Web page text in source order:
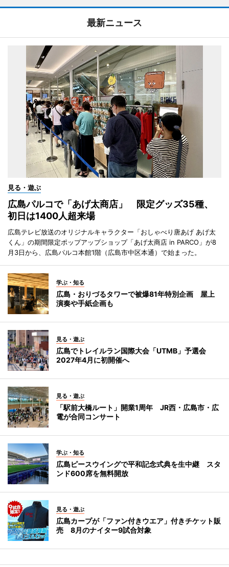
最新ニュース
見る・遊ぶ
広島パルコで「あげ太商店」 限定グッズ35種、
初日は1400人超来場
広島テレビ放送のオリジナルキャラクター「おしゃべり唐あげ あげ太
くん」の期間限定ポップアップショップ「あげ太商店 in PARCO」が8
月3日から、広島パルコ本館1階（広島市中区本通）で始まった。
学ぶ・知る
広島・おりづるタワーで被爆81年特別企画 屋上
演奏や手紙企画も
見る・遊ぶ
広島でトレイルラン国際大会「UTMB」予選会
2027年4月に初開催へ
見る・遊ぶ
「駅前大橋ルート」開業1周年 JR西・広島市・広
電が合同コンサート
学ぶ・知る
広島ピースウイングで平和記念式典を生中継 スタ
ンド600席を無料開放
見る・遊ぶ
広島カープが「ファン付きウエア」付きチケット販
売 8月のナイター9試合対象